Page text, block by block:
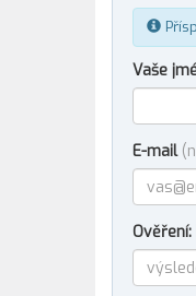
Vaše
E-mail
Ověření: